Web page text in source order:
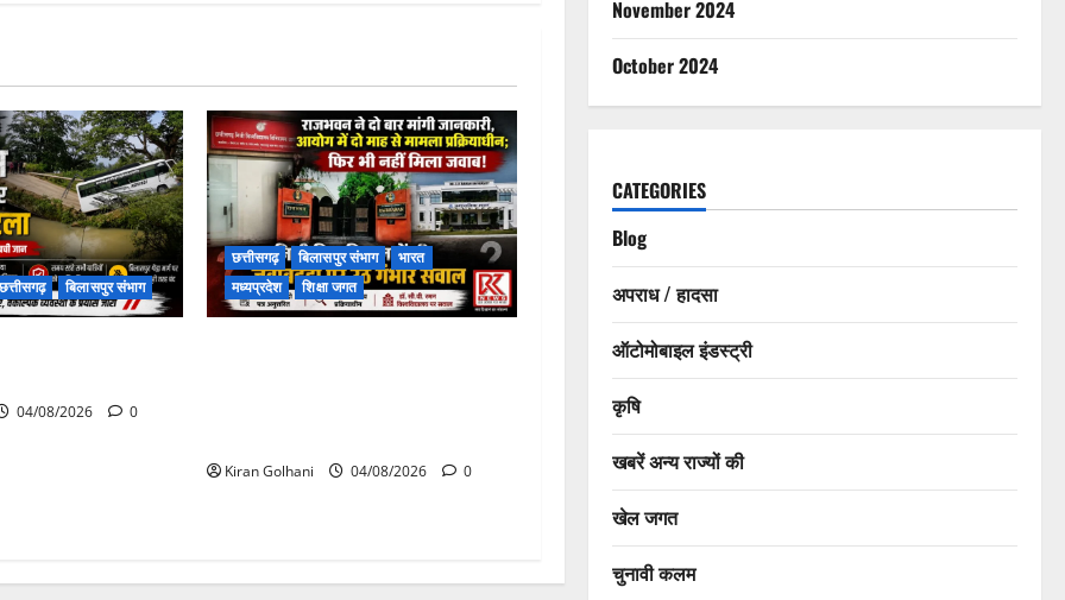
बिलासपुर संभाग
04/08/2026 0
छत्तीसगढ़ बिलासपुर संभाग
भारत
मध्यप्रदेश
शिक्षा जगत
Kiran Golhani 04/08/2026 0
November 2024
October 2024
CATEGORIES
Blog
अपराध / हादसा
ऑटोमोबाइल इंडस्ट्री
कृषि
खबरें अन्य राज्यों की
खेल जगत
चुनावी कलम